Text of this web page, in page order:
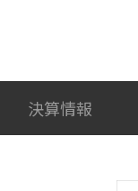
決算情報